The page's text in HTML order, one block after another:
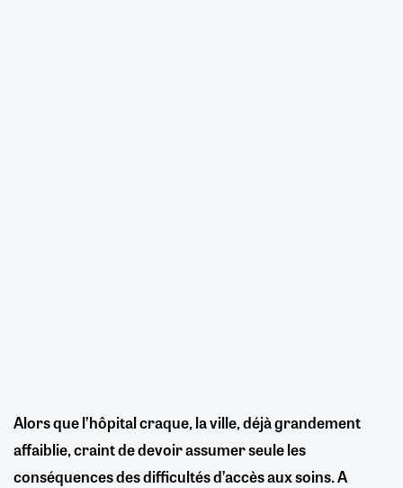
Alors que l’hôpital craque, la ville, déjà grandement
affaiblie, craint de devoir assumer seule les
conséquences des difficultés d’accès aux soins. A